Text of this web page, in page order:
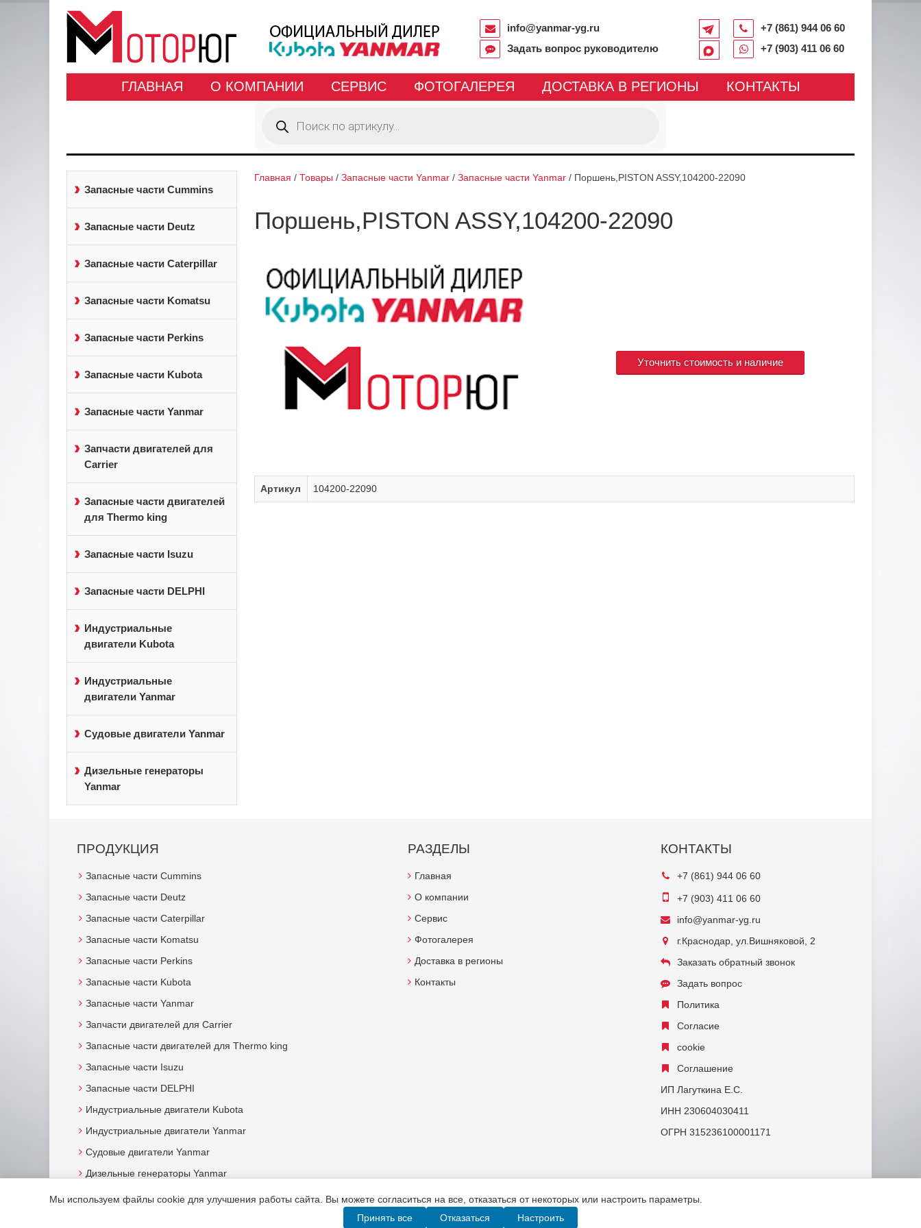
+7 (861) 944 06 60
+7 (903) 411 06 60
info@yanmar-yg.ru
Задать вопрос руководителю
ГЛАВНАЯ О КОМПАНИИ СЕРВИС ФОТОГАЛЕРЕЯ ДОСТАВКА В РЕГИОНЫ КОНТАКТЫ
товаров
Запасные части Cummins
Запасные части Deutz
Запасные части Caterpillar
Запасные части Komatsu
Запасные части Perkins
Запасные части Kubota
Запасные части Yanmar
Запчасти двигателей для
Carrier
Запасные части двигателей
для Thermo king
Запасные части Isuzu
Запасные части DELPHI
Индустриальные
двигатели Kubota
Индустриальные
двигатели Yanmar
Судовые двигатели Yanmar
Дизельные генераторы
Yanmar
Главная / Товары / Запасные части Yanmar/ Запасные части Yanmar/ Поршень,PISTON ASSY,104200-22090
Поршень,PISTON ASSY,104200-22090
Уточнить стоимость и наличие
Артикул 104200-22090
ПРОДУКЦИЯ
Запасные части Cummins
Запасные части Deutz
Запасные части Caterpillar
Запасные части Komatsu
Запасные части Perkins
Запасные части Kubota
Запасные части Yanmar
Запчасти двигателей для Carrier
Запасные части двигателей для Thermo king
Запасные части Isuzu
Запасные части DELPHI
Индустриальные двигатели Kubota
Индустриальные двигатели Yanmar
Судовые двигатели Yanmar
Дизельные генераторы Yanmar
РАЗДЕЛЫ
Главная
О компании
Сервис
Фотогалерея
Доставка в регионы
Контакты
КОНТАКТЫ
+7 (861) 944 06 60
+7 (903) 411 06 60
info@yanmar-yg.ru
г.Краснодар, ул.Вишняковой, 2
Заказать обратный звонок
Задать вопрос
Политика
Согласие
cookie
Соглашение
ИП Лагуткина Е.С.
ИНН 230604030411
ОГРН 315236100001171
Мы используем файлы cookie для улучшения работы сайта. Вы можете согласиться на все, отказаться от некоторых или настроить параметры.
Принять все
Отказаться Настроить